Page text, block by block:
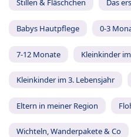
Stillen & Fläschchen Das
Babys Hautpflege 0-3
7-12 Monate Kleinkinder
Kleinkinder im 3. Lebensjahr
Eltern in meiner Region
Wichteln, Wanderpakete & Co